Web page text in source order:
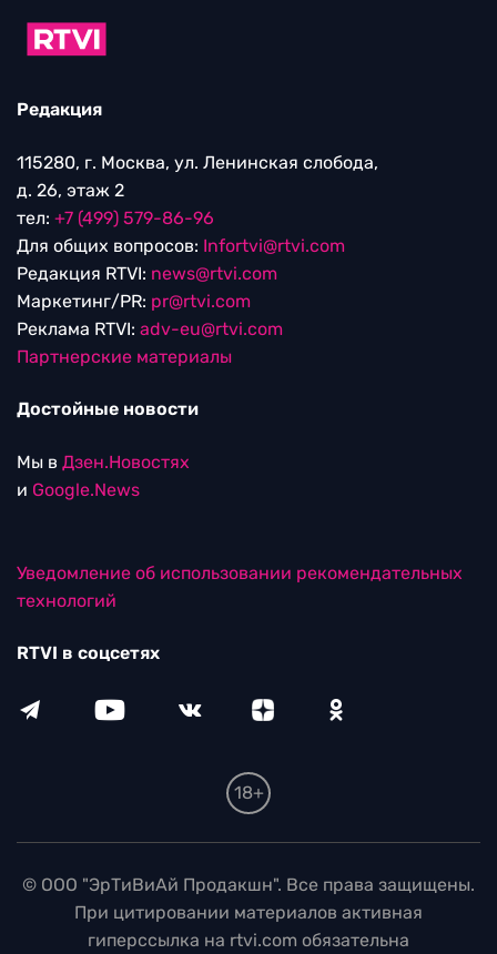
Редакция
115280, г. Москва, ул. Ленинская слобода,
д. 26, этаж 2
тел: +7 (499) 579-86-96
Для общих вопросов: Infortvi@rtvi.com
Редакция RTVI: news@rtvi.com
Маркетинг/PR: pr@rtvi.com
Реклама RTVI: adv-eu@rtvi.com
Партнерские материалы
Достойные новости
Мы в Дзен.Новостях
и Google.News
Уведомление об использовании рекомендательных
технологий
RTVI в соцсетях
18+
© ООО "ЭрТиВиАй Продакшн". Все права защищены.
При цитировании материалов активная
гиперссылка на rtvi.com обязательна